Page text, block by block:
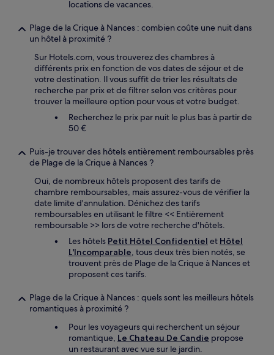
locations de vacances.
Plage de la Crique à Nances : combien coûte une nuit dans
un hôtel à proximité ?
Sur Hotels.com, vous trouverez des chambres à
différents prix en fonction de vos dates de séjour et de
votre destination. Il vous suffit de trier les résultats de
recherche par prix et de filtrer selon vos critères pour
trouver la meilleure option pour vous et votre budget.
Recherchez le prix par nuit le plus bas à partir de
50 €
Puis-je trouver des hôtels entièrement remboursables près
de Plage de la Crique à Nances ?
Oui, de nombreux hôtels proposent des tarifs de
chambre remboursables, mais assurez-vous de vérifier la
date limite d'annulation. Dénichez des tarifs
remboursables en utilisant le filtre << Entièrement
remboursable >> lors de votre recherche d'hôtels.
Les hôtels Petit Hôtel Confidentiel et Hôtel
L'Incomparable, tous deux très bien notés, se
trouvent près de Plage de la Crique à Nances et
proposent ces tarifs.
Plage de la Crique à Nances : quels sont les meilleurs hôtels
romantiques à proximité ?
Pour les voyageurs qui recherchent un séjour
romantique, Le Chateau De Candie propose
un restaurant avec vue sur le jardin.